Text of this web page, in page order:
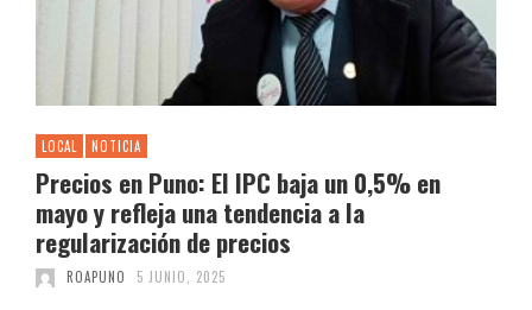
LOCAL NOTICIA
Precios en Puno: El IPC baja un 0,5% en
mayo y refleja una tendencia a la
regularización de precios
ROAPUNO 5 JUNIO, 2025